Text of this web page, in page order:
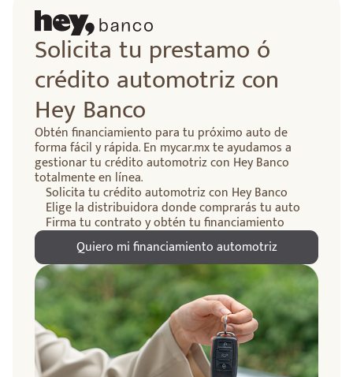
Solicita tu prestamo ó
crédito automotriz con
Hey Banco
Obtén financiamiento para tu próximo auto de
forma fácil y rápida. En mycar.mx te ayudamos a
gestionar tu crédito automotriz con Hey Banco
totalmente en línea.
Solicita tu crédito automotriz con Hey Banco
Elige la distribuidora donde comprarás tu auto
Firma tu contrato y obtén tu financiamiento
Quiero mi financiamiento automotriz